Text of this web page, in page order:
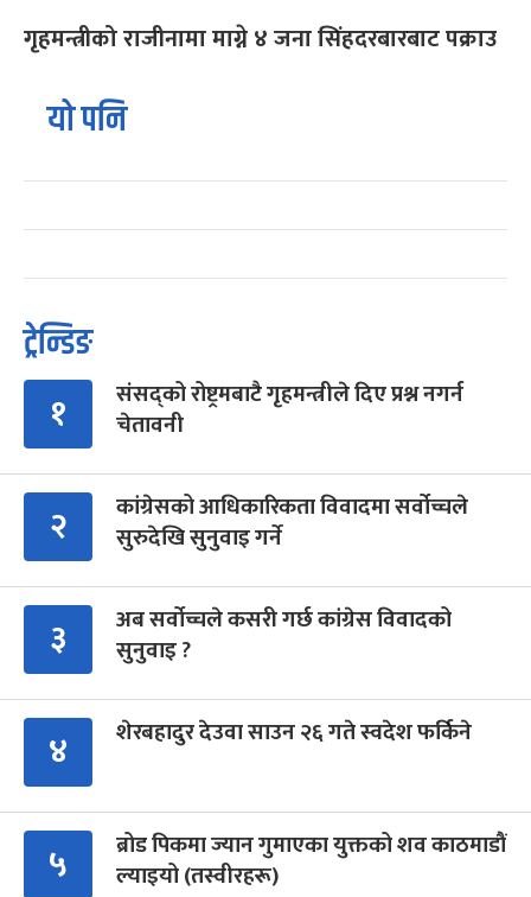
गृहमन्त्रीको राजीनामा माग्ने ४ जना सिंहदरबारबाट पक्राउ
यो पनि
ट्रेन्डिङ
१
संसद्को रोष्ट्रमबाटै गृहमन्त्रीले दिए प्रश्न नगर्न
चेतावनी
२
कांग्रेसको आधिकारिकता विवादमा सर्वोच्चले
सुरुदेखि सुनुवाइ गर्ने
३
अब सर्वोच्चले कसरी गर्छ कांग्रेस विवादको
सुनुवाइ ?
४ शेरबहादुर देउवा साउन २६ गते स्वदेश फर्किने
५
ब्रोड पिकमा ज्यान गुमाएका युक्तको शव काठमाडौं
ल्याइयो (तस्वीरहरू)